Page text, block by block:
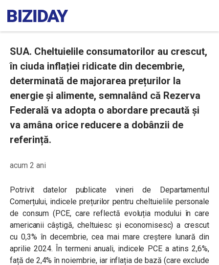
SUA. Cheltuielile consumatorilor au crescut,
în ciuda inflației ridicate din decembrie,
determinată de majorarea prețurilor la
energie și alimente, semnalând că Rezerva
Federală va adopta o abordare precaută și
va amâna orice reducere a dobânzii de
referință.
acum 2 ani
Potrivit datelor publicate vineri de Departamentul
Comerțului, indicele prețurilor pentru cheltuielile personale
de consum (PCE, care reflectă evoluția modului în care
americanii câștigă, cheltuiesc și economisesc) a crescut
cu 0,3% în decembrie, cea mai mare creștere lunară din
aprilie 2024. În termeni anuali, indicele PCE a atins 2,6%,
față de 2,4% în noiembrie, iar inflația de bază (care exclude